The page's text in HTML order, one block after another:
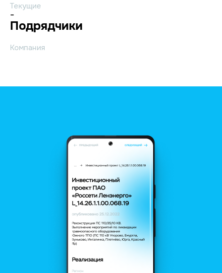
Текущие
-
Подрядчики
Компания